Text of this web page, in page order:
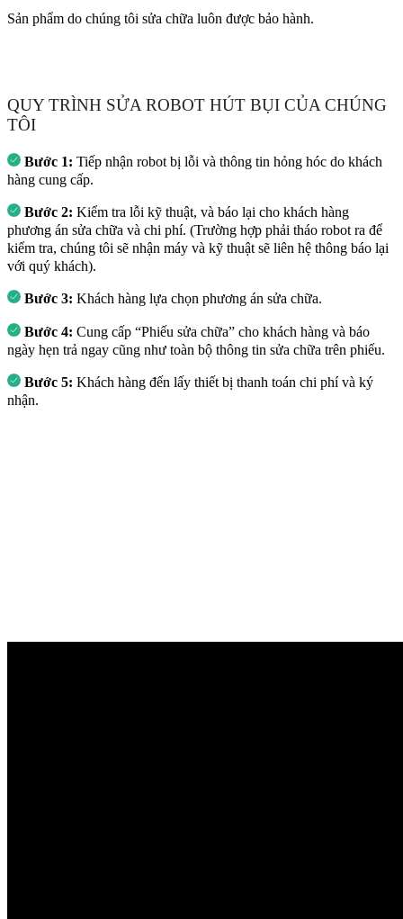
Sản phẩm do chúng tôi sửa chữa luôn được bảo hành.
QUY TRÌNH SỬA ROBOT HÚT BỤI CỦA CHÚNG
TÔI
Bước 1: Tiếp nhận robot bị lỗi và thông tin hỏng hóc do khách
hàng cung cấp.
Bước 2: Kiểm tra lỗi kỹ thuật, và báo lại cho khách hàng
phương án sửa chữa và chi phí. (Trường hợp phải tháo robot ra để
kiểm tra, chúng tôi sẽ nhận máy và kỹ thuật sẽ liên hệ thông báo lại
với quý khách).
Bước 3: Khách hàng lựa chọn phương án sửa chữa.
Bước 4: Cung cấp “Phiếu sửa chữa” cho khách hàng và báo
ngày hẹn trả ngay cũng như toàn bộ thông tin sửa chữa trên phiếu.
Bước 5: Khách hàng đến lấy thiết bị thanh toán chi phí và ký
nhận.